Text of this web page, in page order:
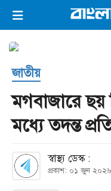
ভিডিও ই-পেপার
প্রচ্ছদ
কনভার্টার
জাতীয়
মগবাজারে
মধ্যে তদন্ত
স্বাস্থ্য ডেস্ক :
প্রকাশ: ০১ জুন